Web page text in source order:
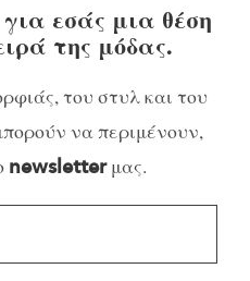
εσάς μια θέση
της μόδας.
του στυλ και του
να περιμένουν,
newsletterμας.